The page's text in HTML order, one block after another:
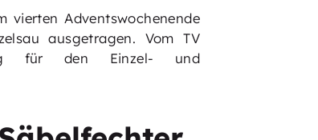
Adventswochenende
ausgetragen. Vom TV
für den Einzel- und